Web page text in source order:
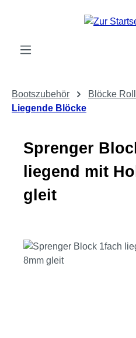
Zum Hauptinhalt springen
Bootszubehör
Blöcke
Liegende Blöcke
Sprenger
liegend mit
gleit
Bildergalerie überspringen